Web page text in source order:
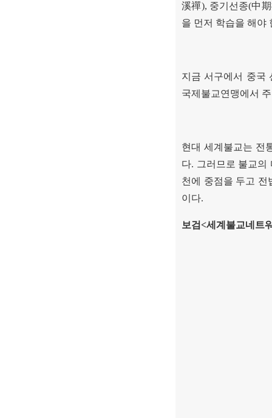
溪禪), 중기선종(中
을 먼저 학습을 해야
지금 서구에서 중국
국제불교연맹에서
현대 세계불교는 전
다. 그러므로 불교의
천에 중점을 두고 전
이다.
보검<세계불교네트